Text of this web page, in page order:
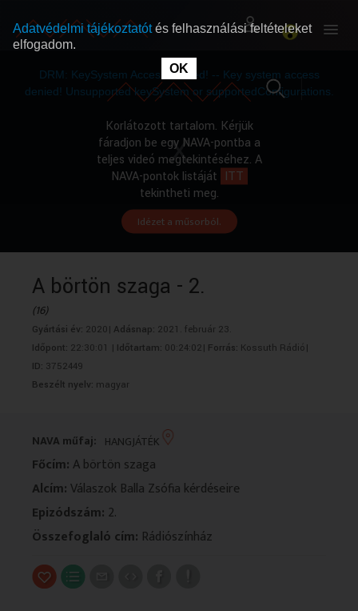
RÓLUNK
RÓLUNK
DRM: KeySystem Access Denied! -- Key system access
denied! Unsupported keySystem or supportedConfigurations.
Korlátozott tartalom. Kérjük
fáradjon be egy NAVA-pontba a
teljes videó megtekintéséhez. A
NAVA-pontok listáját ITT
tekintheti meg.
Idézet a műsorból.
A börtön szaga - 2.
(16)
Gyártási év: 2020| Adásnap: 2021. február 23.
Időpont: 22:30:01 | Időtartam: 00:24:02| Forrás: Kossuth Rádió|
ID: 3752449
Beszélt nyelv: magyar
NAVA műfaj: HANGJÁTÉK
Főcím:A börtön szaga
Alcím:Válaszok Balla Zsófia kérdéseire
Epizódszám: 2.
Összefoglaló cím: Rádiószínház
Adatvédelmi tájékoztatótés felhasználási feltételeket
elfogadom.
OK